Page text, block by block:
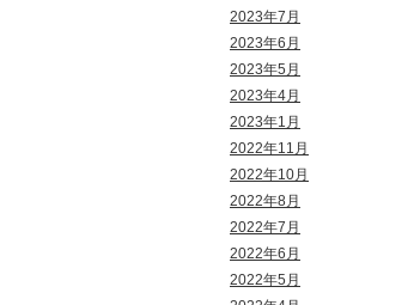
2023年7月
2023年6月
2023年5月
2023年4月
2023年1月
2022年11月
2022年10月
2022年8月
2022年7月
2022年6月
2022年5月